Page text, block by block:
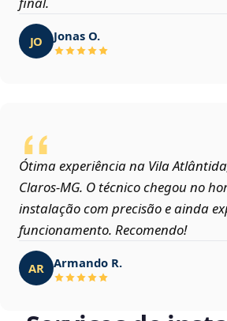
JO Jonas O.
Ótima experiência na Vila
Claros‑MG. O técnico chegou no
instalação com precisão e ainda
funcionamento. Recomendo!
AR Armando R.